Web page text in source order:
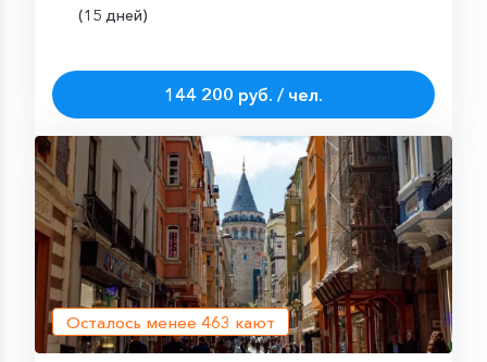
(15 дней)
144 200 руб. / чел.
Осталось менее 463 кают